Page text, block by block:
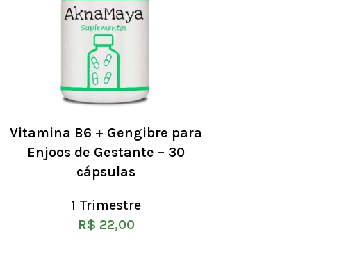
Vitamina B6 + Gengibre para
Enjoos de Gestante – 30
cápsulas
1 Trimestre
R$ 22,00